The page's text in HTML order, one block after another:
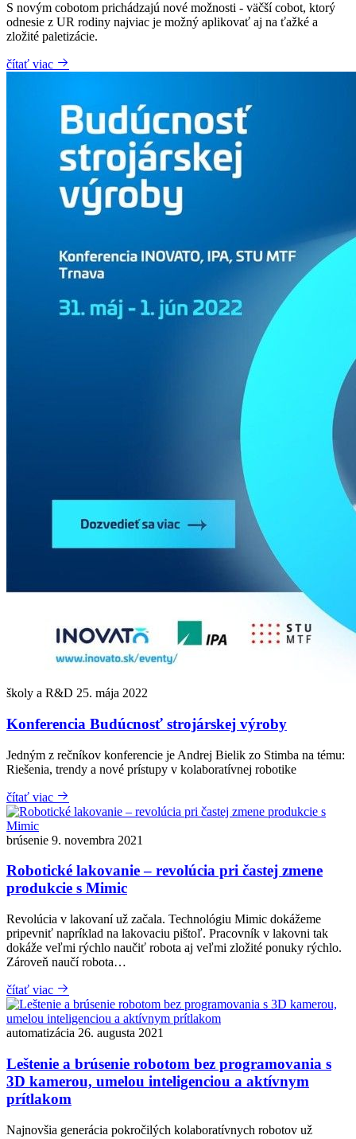
S novým cobotom prichádzajú nové možnosti - väčší cobot, ktorý
odnesie z UR rodiny najviac je možný aplikovať aj na ťažké a
zložité paletizácie.
čítať viac
školy a R&D 25. mája 2022
Konferencia Budúcnosť strojárskej výroby
Jedným z rečníkov konferencie je Andrej Bielik zo Stimba na tému:
Riešenia, trendy a nové prístupy v kolaboratívnej robotike
čítať viac
brúsenie 9. novembra 2021
Robotické lakovanie – revolúcia pri častej zmene
produkcie s Mimic
Revolúcia v lakovaní už začala. Technológiu Mimic dokážeme
pripevniť napríklad na lakovaciu pištoľ. Pracovník v lakovni tak
dokáže veľmi rýchlo naučiť robota aj veľmi zložité ponuky rýchlo.
Zároveň naučí robota…
čítať viac
automatizácia 26. augusta 2021
Leštenie a brúsenie robotom bez programovania s
3D kamerou, umelou inteligenciou a aktívnym
prítlakom
Najnovšia generácia pokročilých kolaboratívnych robotov už